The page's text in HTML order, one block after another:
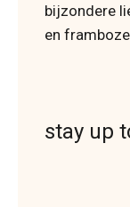
bijzondere
en
stay up